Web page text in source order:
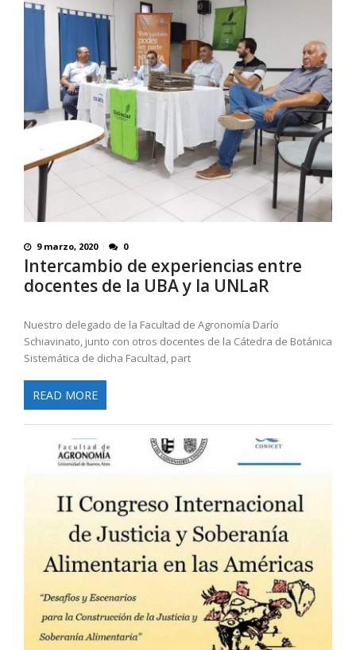
9 marzo, 2020 0
Intercambio de experiencias entre
docentes de la UBA y la UNLaR
Nuestro delegado de la Facultad de Agronomía Darío
Schiavinato, junto con otros docentes de la Cátedra de Botánica
Sistemática de dicha Facultad, part
READ MORE